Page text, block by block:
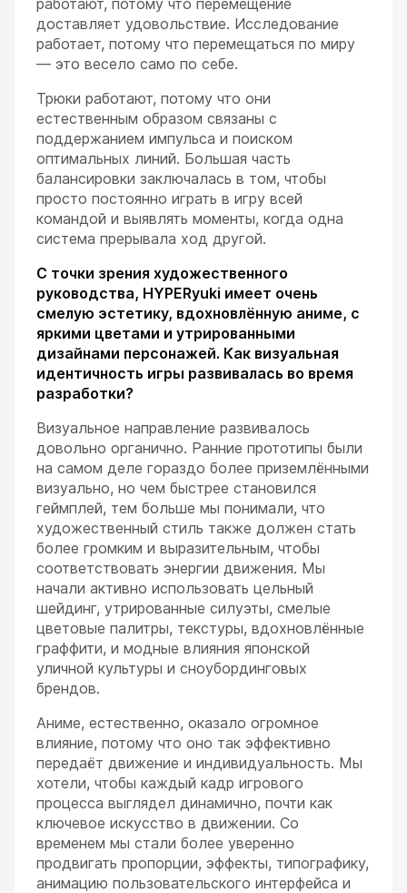
работают, потому что перемещение
доставляет удовольствие. Исследование
работает, потому что перемещаться по миру
— это весело само по себе.
Трюки работают, потому что они
естественным образом связаны с
поддержанием импульса и поиском
оптимальных линий. Большая часть
балансировки заключалась в том, чтобы
просто постоянно играть в игру всей
командой и выявлять моменты, когда одна
система прерывала ход другой.
С точки зрения художественного
руководства, HYPERyuki имеет очень
смелую эстетику, вдохновлённую аниме, с
яркими цветами и утрированными
дизайнами персонажей. Как визуальная
идентичность игры развивалась во время
разработки?
Визуальное направление развивалось
довольно органично. Ранние прототипы были
на самом деле гораздо более приземлёнными
визуально, но чем быстрее становился
геймплей, тем больше мы понимали, что
художественный стиль также должен стать
более громким и выразительным, чтобы
соответствовать энергии движения. Мы
начали активно использовать цельный
шейдинг, утрированные силуэты, смелые
цветовые палитры, текстуры, вдохновлённые
граффити, и модные влияния японской
уличной культуры и сноубординговых
брендов.
Аниме, естественно, оказало огромное
влияние, потому что оно так эффективно
передаёт движение и индивидуальность. Мы
хотели, чтобы каждый кадр игрового
процесса выглядел динамично, почти как
ключевое искусство в движении. Со
временем мы стали более уверенно
продвигать пропорции, эффекты, типографику,
анимацию пользовательского интерфейса и